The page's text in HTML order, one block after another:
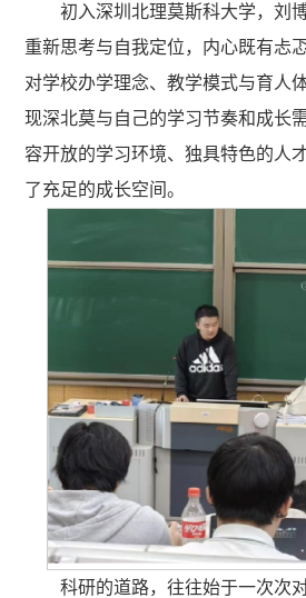
初入深圳北理莫斯科大学，刘
重新思考与自我定位，内心既有忐
对学校办学理念、教学模式与育人
现深北莫与自己的学习节奏和成长
容开放的学习环境、独具特色的人
了充足的成长空间。
科研的道路，往往始于一次次